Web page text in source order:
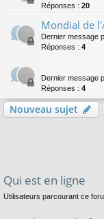
Réponses : 20
Mondial de
Dernier message
Réponses : 4
Dernier message
Réponses : 4
Nouveau sujet
Qui est en ligne
Utilisateurs parcourant ce